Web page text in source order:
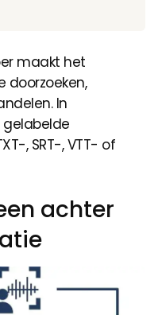
maakt het
doorzoeken,
In
gelabelde
, SRT-, VTT- of
achter